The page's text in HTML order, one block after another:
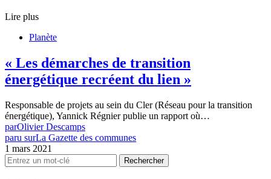
Lire plus
Planète
« Les démarches de transition
énergétique recréent du lien »
Responsable de projets au sein du Cler (Réseau pour la transition
énergétique), Yannick Régnier publie un rapport où…
parOlivier Descamps
paru surLa Gazette des communes
1 mars 2021
Rechercher